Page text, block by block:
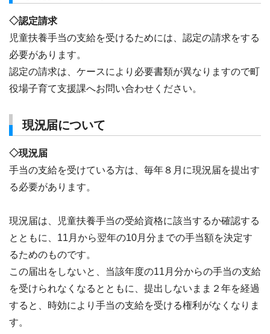
◇認定請求
児童扶養手当の支給を受けるためには、認定の請求をする
必要があります。
認定の請求は、ケースにより必要書類が異なりますので町
役場子育て支援課へお問い合わせください。
現況届について
◇現況届
手当の支給を受けている方は、毎年８月に現況届を提出す
る必要があります。
現況届は、児童扶養手当の受給資格に該当するか確認する
とともに、11月から翌年の10月分までの手当額を決定す
るためのものです。
この届出をしないと、当該年度の11月分からの手当の支給
を受けられなくなるとともに、提出しないまま２年を経過
すると、時効により手当の支給を受ける権利がなくなりま
す。